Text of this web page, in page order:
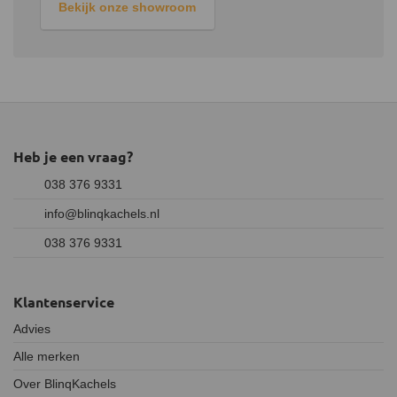
opnieuw ontvlammen.
Bekijk onze showroom
Heb je een vraag?
038 376 9331
info@blinqkachels.nl
038 376 9331
Klantenservice
Advies
Alle merken
Over BlinqKachels